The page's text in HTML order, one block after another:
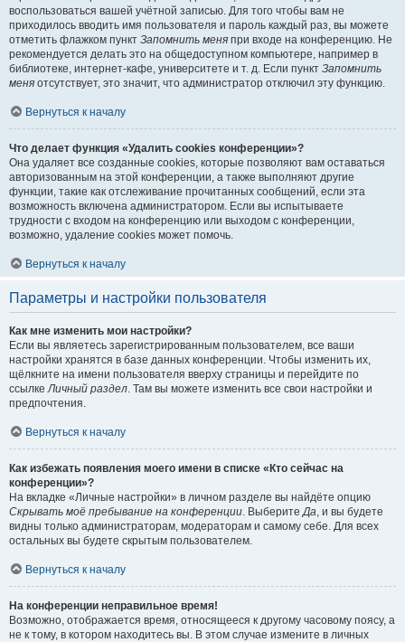
воспользоваться вашей учётной записью. Для того чтобы вам не
приходилось вводить имя пользователя и пароль каждый раз, вы можете
отметить флажком пункт Запомнить меня при входе на конференцию. Не
рекомендуется делать это на общедоступном компьютере, например в
библиотеке, интернет-кафе, университете и т. д. Если пункт Запомнить
меня отсутствует, это значит, что администратор отключил эту функцию.
Вернуться к началу
Что делает функция «Удалить cookies конференции»?
Она удаляет все созданные cookies, которые позволяют вам оставаться
авторизованным на этой конференции, а также выполняют другие
функции, такие как отслеживание прочитанных сообщений, если эта
возможность включена администратором. Если вы испытываете
трудности с входом на конференцию или выходом с конференции,
возможно, удаление cookies может помочь.
Вернуться к началу
Параметры и настройки пользователя
Как мне изменить мои настройки?
Если вы являетесь зарегистрированным пользователем, все ваши
настройки хранятся в базе данных конференции. Чтобы изменить их,
щёлкните на имени пользователя вверху страницы и перейдите по
ссылкеЛичный раздел. Там вы можете изменить все свои настройки и
предпочтения.
Вернуться к началу
Как избежать появления моего имени в списке «Кто сейчас на
конференции»?
На вкладке «Личные настройки» в личном разделе вы найдёте опцию
Скрывать моё пребывание на конференции. ВыберитеДа, и вы будете
видны только администраторам, модераторам и самому себе. Для всех
остальных вы будете скрытым пользователем.
Вернуться к началу
На конференции неправильное время!
Возможно, отображается время, относящееся к другому часовому поясу, а
не к тому, в котором находитесь вы. В этом случае измените в личных